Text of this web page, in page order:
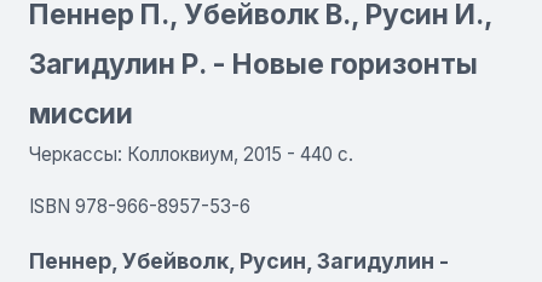
Пеннер П., Убейволк В., Русин И.,
Загидулин Р. - Новые горизонты
миссии
Черкассы: Коллоквиум, 2015 - 440 с.
ISBN 978-966-8957-53-6
Пеннер, Убейволк, Русин, Загидулин -